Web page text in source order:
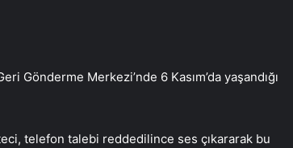
Gönderme Merkezi’nde 6 Kasım’da yaşandığı
telefon talebi reddedilince ses çıkararak bu